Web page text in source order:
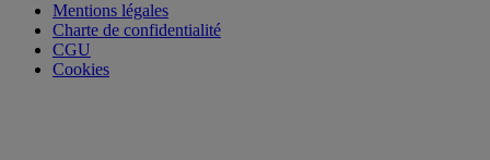
Mentions légales
Charte de confidentialité
CGU
Cookies